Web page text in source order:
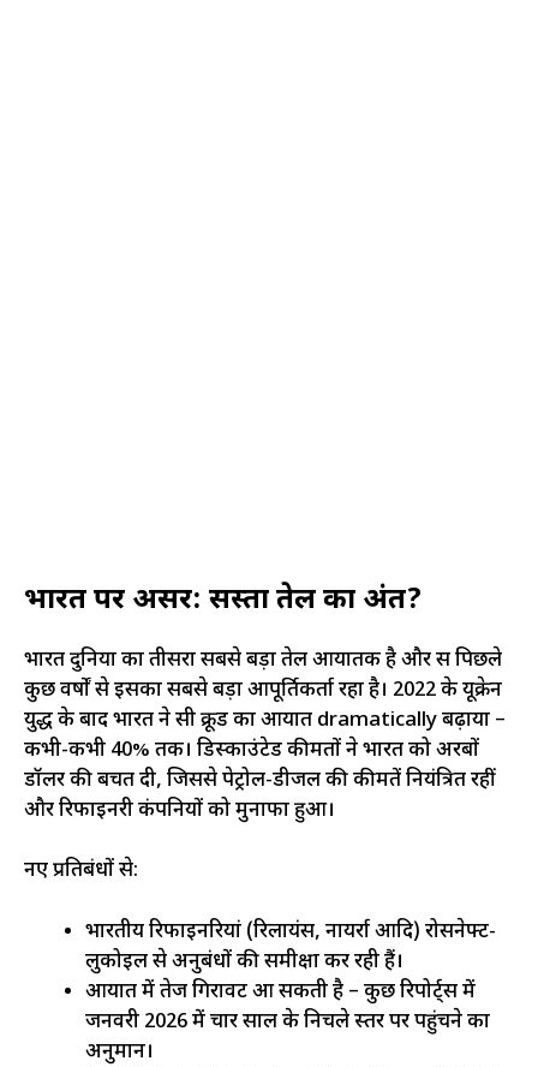
भारत पर असर: सस्ता तेल का अंत?
भारत दुनिया का तीसरा सबसे बड़ा तेल आयातक है और रूस पिछले
कुछ वर्षों से इसका सबसे बड़ा आपूर्तिकर्ता रहा है। 2022 के यूक्रेन
युद्ध के बाद भारत ने रूसी क्रूड का आयात dramatically बढ़ाया –
कभी-कभी 40% तक। डिस्काउंटेड कीमतों ने भारत को अरबों
डॉलर की बचत दी, जिससे पेट्रोल-डीजल की कीमतें नियंत्रित रहीं
और रिफाइनरी कंपनियों को मुनाफा हुआ।
नए प्रतिबंधों से:
भारतीय रिफाइनरियां (रिलायंस, नायर्रा आदि) रोसनेफ्ट-
लुकोइल से अनुबंधों की समीक्षा कर रही हैं।
आयात में तेज गिरावट आ सकती है – कुछ रिपोर्ट्स में
जनवरी 2026 में चार साल के निचले स्तर पर पहुंचने का
अनुमान।